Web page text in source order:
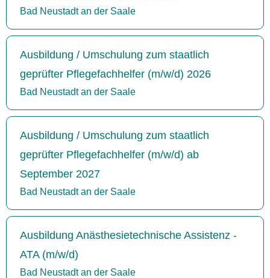
Bad Neustadt an der Saale
Ausbildung / Umschulung zum staatlich
geprüfter Pflegefachhelfer (m/w/d) 2026
Bad Neustadt an der Saale
Ausbildung / Umschulung zum staatlich
geprüfter Pflegefachhelfer (m/w/d) ab
September 2027
Bad Neustadt an der Saale
Ausbildung Anästhesietechnische Assistenz -
ATA (m/w/d)
Bad Neustadt an der Saale